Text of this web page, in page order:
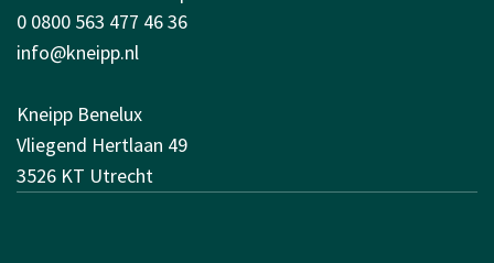
0 0800 563 477 46 36
info@kneipp.nl
Kneipp Benelux
Vliegend Hertlaan 49
3526 KT Utrecht